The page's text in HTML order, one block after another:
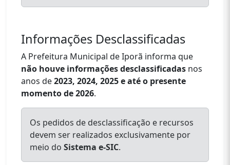
Informações Desclassificadas
A Prefeitura Municipal de Iporã informa que
não houve informações desclassificadas nos
anos de2023, 2024, 2025 e até o presente
momento de 2026.
Os pedidos de desclassificação e recursos
devem ser realizados exclusivamente por
meio do Sistema e-SIC.